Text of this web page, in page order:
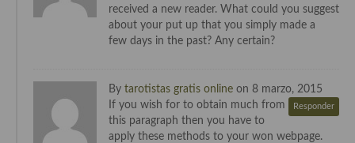
Cocina Sudafrinaca
Cocina del Congo
Cocina Yoshoku
Cocina callejera
received a new reader. What could you suggest
about your put up that you simply made a
few days in the past? Any certain?
By tarotistas gratis online on 8 marzo, 2015
Responder
If you wish for to obtain much from
this paragraph then you have to
apply these methods to your won webpage.